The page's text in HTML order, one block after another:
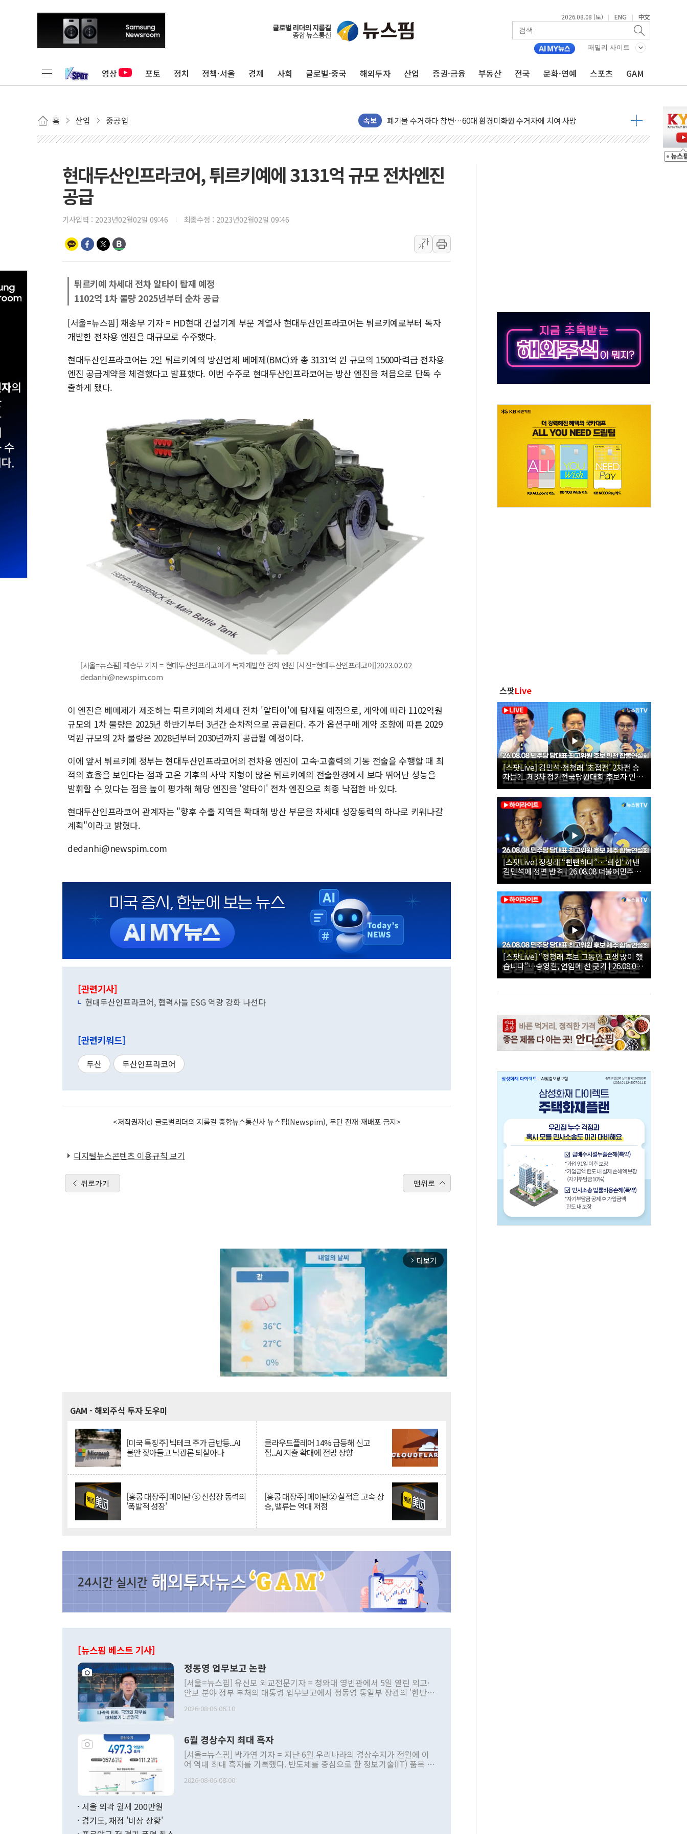
2026.08.08 (토) | ENG | 中文
패밀리 사이트
영상 포토 정치 정책·서울 경제 사회 글로벌·중국 해외투자 산업 증권·금융 부동산 전국 문화·연예 스포츠 GAM
홈 산업 중공업 속보
美, 이란전 출구전략 만지작…공습 한계·탄약 부족 현실화
폐기물 수거하다 참변…60대 환경미화원 수거차에 치여 사망
서울 중랑구 주택가서 흉기 난동…60대 남성 2명 숨져
여수 오동도 인근 해상서 모터보트 전복…1명 사망·1명 실종
추미애, '위안부' 피해자 기림의 날 참석..."국제적 시민 연대로 목소리 내야"
李대통령, ISA 개편 재검토 지시…與 "적극 환영"·野 "졸속 국정"
동해중부 전 해상 풍랑주의보…10일까지 최대 3.5m 높은 물결
동해시, 11~14일 '별똥별 멍' 운영…페르세우스 유성우 관측
강원 중·남부 동해안 시간당 50mm 이상 폭우…호우경보 발효
청양 밭에서 일하던 90대 숨져…온열질환 여부 조사
폭염에 車 운전면허 기능시험 오전 집중 편성…체감온도 38도 넘으면 중단
李대통령, 'ISA·주가누르기 방지법' 전면 재검토 지시
현대두산인프라코어, 튀르키예에 3131억 규모 전차엔진
공급
기사입력 : 2023년02월02일 09:46 최종수정 : 2023년02월02일 09:46
가
가
튀르키예 차세대 전차 알타이 탑재 예정
1102억 1차 물량 2025년부터 순차 공급
[서울=뉴스핌] 채송무 기자 = HD현대 건설기계 부문 계열사 현대두산인프라코어는 튀르키예로부터 독자
개발한 전차용 엔진을 대규모로 수주했다.
현대두산인프라코어는 2일 튀르키예의 방산업체 베메제(BMC)와 총 3131억 원 규모의 1500마력급 전차용
엔진 공급계약을 체결했다고 발표했다. 이번 수주로 현대두산인프라코어는 방산 엔진을 처음으로 단독 수
출하게 됐다.
[서울=뉴스핌] 채송무 기자 = 현대두산인프라코어가 독자개발한 전차 엔진 [사진=현대두산인프라코어]2023.02.02
dedanhi@newspim.com
이 엔진은 베메제가 제조하는 튀르키예의 차세대 전차 '알타이'에 탑재될 예정으로, 계약에 따라 1102억원
규모의 1차 물량은 2025년 하반기부터 3년간 순차적으로 공급된다. 추가 옵션구매 계약 조항에 따른 2029
억원 규모의 2차 물량은 2028년부터 2030년까지 공급될 예정이다.
이에 앞서 튀르키예 정부는 현대두산인프라코어의 전차용 엔진이 고속·고출력의 기동 전술을 수행할 때 최
적의 효율을 보인다는 점과 고온 기후의 사막 지형이 많은 튀르키예의 전술환경에서 보다 뛰어난 성능을
발휘할 수 있다는 점을 높이 평가해 해당 엔진을 '알타이' 전차 엔진으로 최종 낙점한 바 있다.
현대두산인프라코어 관계자는 "향후 수출 지역을 확대해 방산 부문을 차세대 성장동력의 하나로 키워나갈
계획"이라고 밝혔다.
dedanhi@newspim.com
[관련기사]
현대두산인프라코어, 협력사들 ESG 역량 강화 나선다
[관련키워드]
두산 두산인프라코어
<저작권자(c) 글로벌리더의 지름길 종합뉴스통신사 뉴스핌(Newspim), 무단 전재-재배포 금지>
디지털뉴스콘텐츠 이용규칙 보기
뒤로가기 맨위로
arrow_forward_ios 더보기
GAM - 해외주식 투자 도우미
[미국 특징주] 빅테크 주가 급반등...AI
불안 잦아들고 낙관론 되살아나
클라우드플레어 14% 급등해 신고
점...AI 지출 확대에 전망 상향
[홍콩 대장주] 메이퇀 ③ 신성장 동력의
'폭발적 성장'
[홍콩 대장주] 메이퇀② 실적은 고속 상
승, 밸류는 역대 저점
[뉴스핌 베스트 기사]
정동영 업무보고 논란
[서울=뉴스핌] 유신모 외교전문기자 = 청와대 영빈관에서 5일 열린 외교·
안보 분야 정부 부처의 대통령 업무보고에서 정동영 통일부 장관의 '한반도
발언 중에는 정부 내 조율을 거치지 않은 사안을 정책으로 추진하겠다고 공
주의적 희망에 근거한 비현실적 구상'이라는 비판을 내놨다. 그동안 정 장
관의 대북 정책 관련 발언이 물의를 빚은 적은 여러 번 있지만 대통령과 유
관 부처 장관이 공개적으로 부정적 입장을 표명한 것은 이례적이다. 정 장
관의 무리한 대북 접근법과 월권을 제어해야 한다는 목소리도 높아지고 있
다. [정동영 통일부 장관이 지난달 23일 오후 서울 종로구 정부서울청사에
2026-08-06 06:10
6월 경상수지 최대 흑자
[서울=뉴스핌] 박가연 기자 = 지난 6월 우리나라의 경상수지가 전월에 이
어 역대 최대 흑자를 기록했다. 반도체를 중심으로 한 정보기술(IT) 품목 수
료=한국은행] 한국은행이 6일 발표한 '2026년 6월 국제수지(잠정)'에 따르
2026-08-06 08:00
서울 외곽 월세 200만원
경기도, 재정 '비상 상황'
스팟Live
[스팟Live] 김민석·정청래 ‘초접전’ 2차전 승
자는?...제3차 정기전국당원대회 후보자 인천
합동연설회 생중계 | 26.08.08
[스팟Live] 정청래 “뻔뻔하다”…‘화합’ 꺼낸
김민석에 정면 반격 | 26.08.08 더불어민주당
당대표·최고위원 후보 제주 합동연설회
[스팟Live] “정청래 후보 그동안 고생 많이 했
습니다”…송영길, 연임에 선 긋기 | 26.08.08
더불어민주당 당대표·최고위원 후보 제주 합